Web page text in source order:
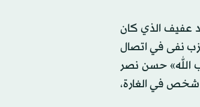
عفيف الذي كان
نفى في اتصال
الله» حسن نصر
شخص في الغارة،